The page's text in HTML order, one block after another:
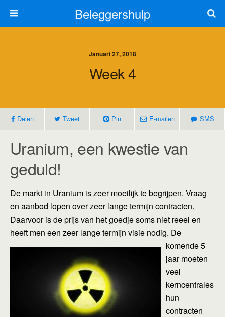
Beleggershulp
Januari 27, 2018
Week 4
Delen Tweet Pin E-mailen SMS
Uranium, een kwestie van
geduld!
De markt in Uranium is zeer moeilijk te begrijpen. Vraag
en aanbod lopen over zeer lange termijn contracten.
Daarvoor is de prijs van het goedje soms niet reeel en
heeft men een zeer lange termijn visie nodig. De
komende 5
jaar moeten
veel
kerncentrales
hun
contracten